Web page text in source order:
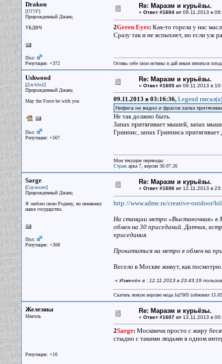
Drakon
[ПТУР]
Прирожденный Джаец
УБДВЧ
Пол:
Репутация: +372
Re: Маразм и курьёзы.
« Ответ #1604 от09.11.2013 в
2Green Eyes: Как-то горела у нас
Сразу так и не вспыхнет, но если уж
Оставь себе свои истины и дай иным питаться
Ushwood
[ДжАдай]
Прирожденный Джаец
May the Force be with you
Пол:
Репутация: +567
Re: Маразм и курьёзы.
« Ответ #1605 от09.11.2013 в
09.11.2013 в 03:16:36, Legend писал(a)
Нифига не видно и фрагов запах
Не так должно быть.
Запах притягивает мышей, запах
Гринпис, запах Гринписа притягивает
Мои текущие переводы:
Стражарка 7, версия 30.07.26
Sarge
[Сержант]
Прирожденный Джаец
Я люблю свою Родину, но ненавижу
наше государство.
Пол:
Репутация: +308
Re: Маразм и курьёзы.
« Ответ #1606 от12.11.2013 в
http://www.adme.ru/creative-outdoor/
На станции метро «Выставочная» в
обмен на 30 приседаний. Датчик,
приседания.
Прокатиться на метро в обмен на
Весело в Москве живут, как
« Изменён в : 12.11.2013 в 23:43:19
Скачать новую версию мода Ja2'005 (обновил
Железяка
Мигель
Репутация: +10
Re: Маразм и курьёзы.
« Ответ #1607 от13.11.2013 в
2Sarge: Москвичи просто с жиру
стыдно с такими людьми в одном